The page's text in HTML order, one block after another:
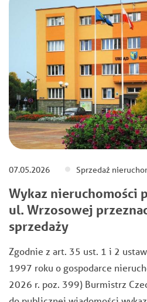
07.05.2026 Sprzedaż
Wykaz nieruchomości
ul. Wrzosowej
sprzedaży
Zgodnie z art. 35 ust. 1 i 2
1997 roku o gospodarce
2026 r. poz. 399) Burmistrz